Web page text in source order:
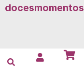
docesmomentos